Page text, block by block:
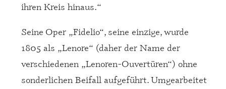
ihren Kreis hinaus.“
Seine Oper „Fidelio“, seine einzige, wurde
1805 als „Lenore“ (daher der Name der
verschiedenen „Lenoren-Ouvertüren“) ohne
sonderlichen Beifall aufgeführt. Umgearbeitet